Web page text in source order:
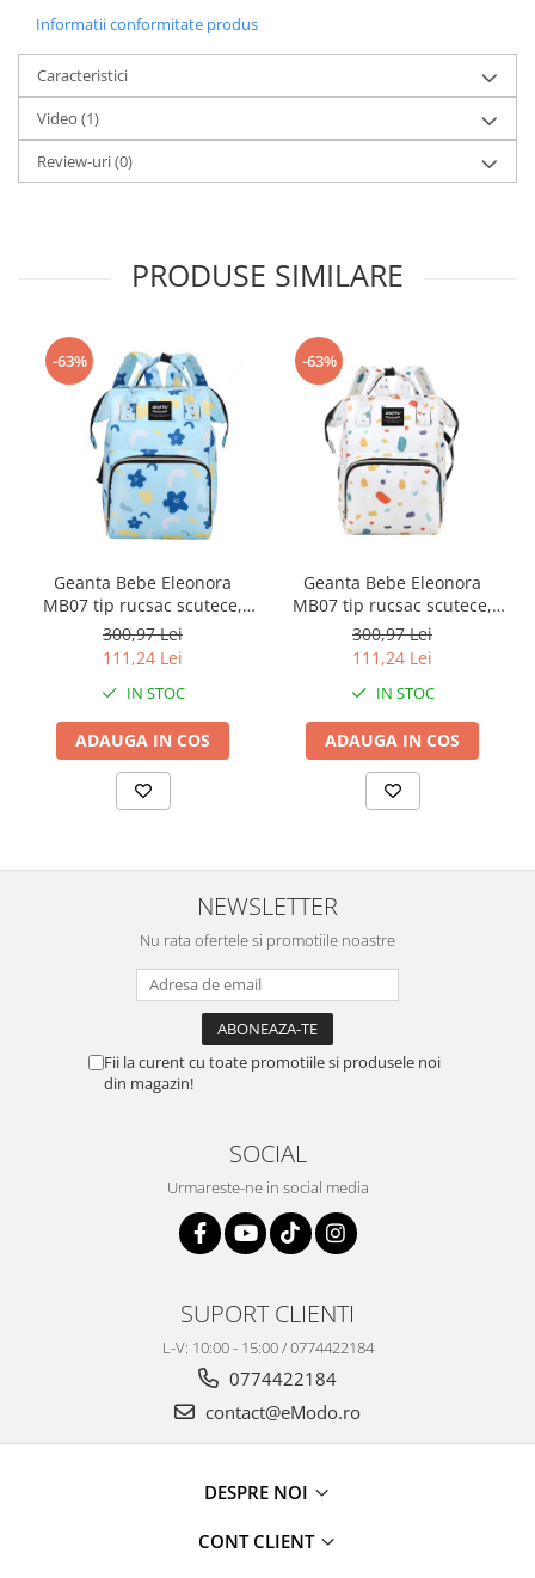
Informatii conformitate produs
Caracteristici
Video (1)
Review-uri(0)
PRODUSE SIMILARE
-63%
Geanta Bebe Eleonora
MB07 tip rucsac scutece,
Straight, incapatoare,
impermeabila, versatila,
pentru mama, tata si copil,
38x26x18 cm
300,97 Lei
111,24 Lei
IN STOC
ADAUGA IN COS
-63%
Geanta Bebe Eleonora
MB07 tip rucsac scutece,
Straight, incapatoare,
impermeabila, versatila,
pentru mama, tata si copil,
38x26x18 cm
300,97 Lei
111,24 Lei
IN STOC
ADAUGA IN COS
NEWSLETTER
Nu rata ofertele si promotiile noastre
Fii la curent cu toate promotiile si produsele noi
din magazin!
SOCIAL
Urmareste-ne in social media
SUPORT CLIENTI
L-V: 10:00 - 15:00 / 0774422184
0774422184
contact@eModo.ro
DESPRE NOI
CONT CLIENT